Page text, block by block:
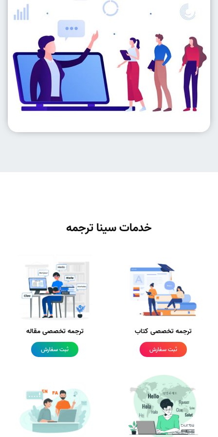
خدمات سینا ترجمه
ترجمه تخصصی کتاب
ثبت سفارش
ترجمه تخصصی مقاله
ثبت سفارش